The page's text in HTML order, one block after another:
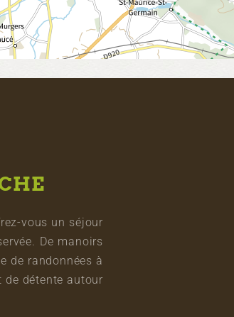
vous un séjour
De manoirs
de randonnées à
de détente autour